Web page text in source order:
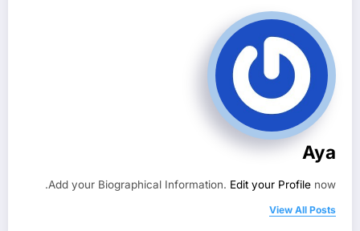
Aya
Add your Biographical Information. Edit your Profile now.
View All Posts